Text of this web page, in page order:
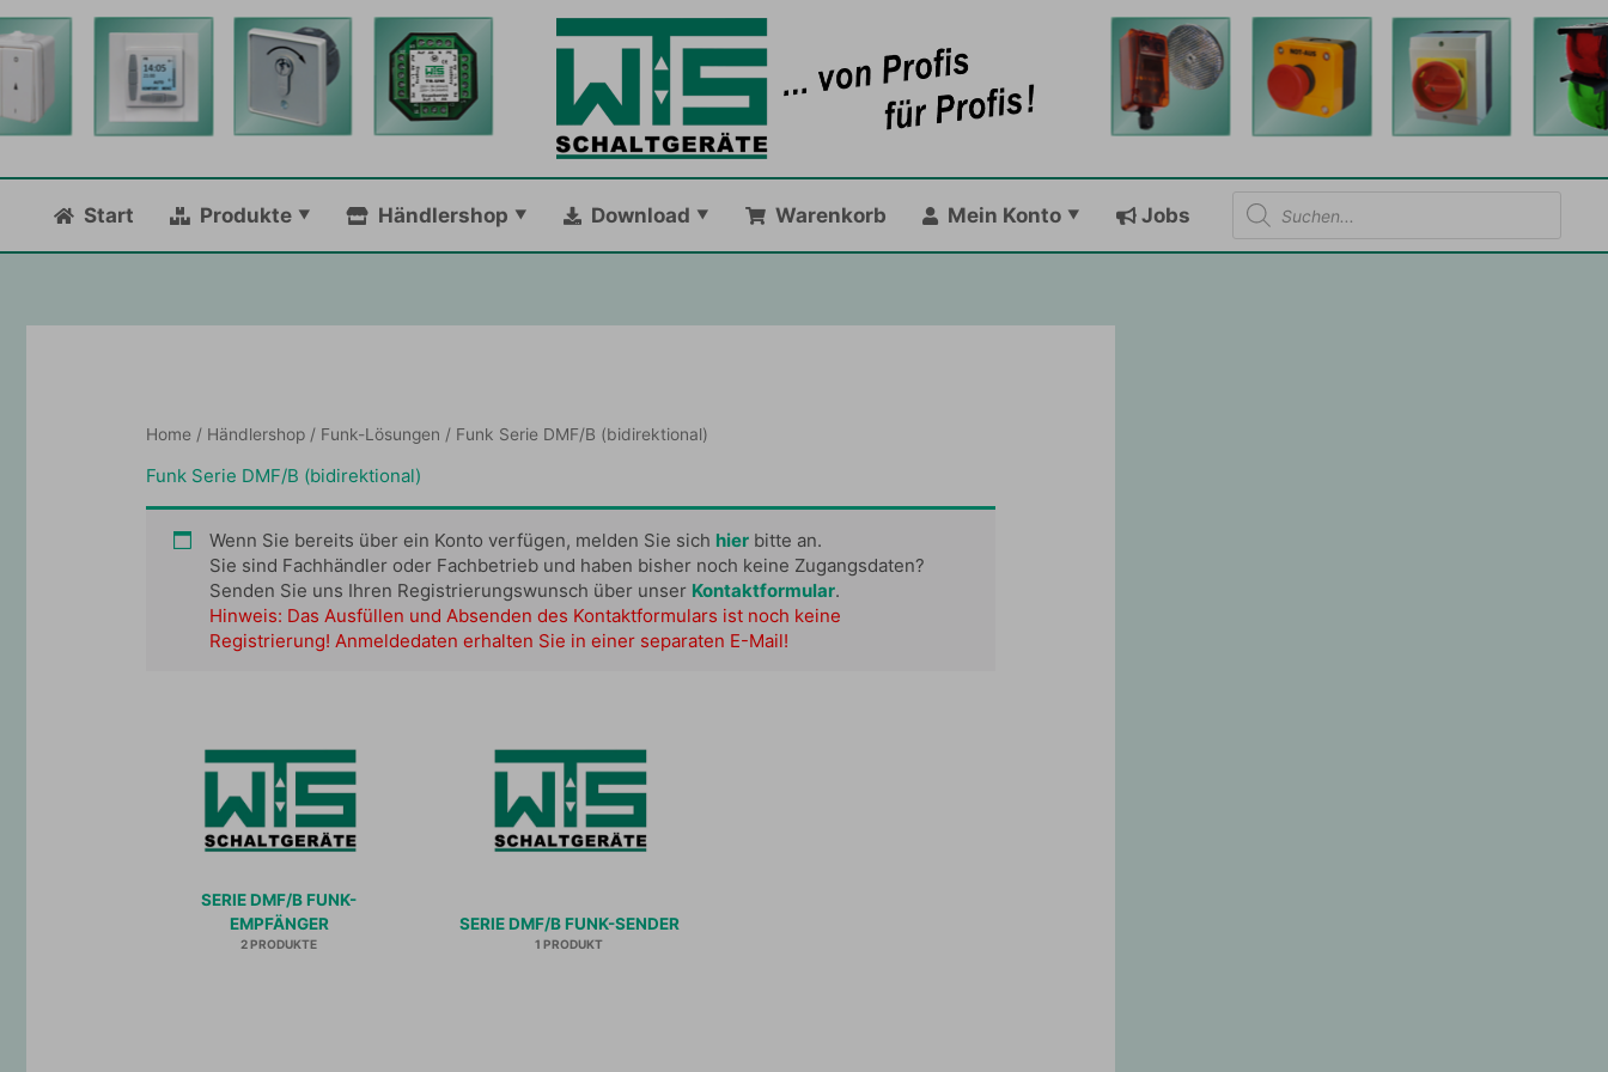
Zum
Inhalt
springen
Start Produkte Händlershop Download Warenkorb Mein Konto Jobs
Products
search
Home / Händlershop / Funk-Lösungen / Funk Serie DMF/B (bidirektional)
Funk Serie DMF/B (bidirektional)
Wenn Sie bereits über ein Konto verfügen, melden Sie sich hierbitte an.
Sie sind Fachhändler oder Fachbetrieb und haben bisher noch keine Zugangsdaten?
Senden Sie uns Ihren Registrierungswunsch über unser Kontaktformular.
Hinweis: Das Ausfüllen und Absenden des Kontaktformulars ist noch keine
Registrierung! Anmeldedaten erhalten Sie in einer separaten E-Mail!
SERIE DMF/B FUNK-
EMPFÄNGER
2 PRODUKTE
SERIE DMF/B FUNK-SENDER
1 PRODUKT